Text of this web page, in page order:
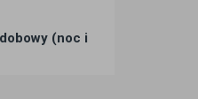
(noc i